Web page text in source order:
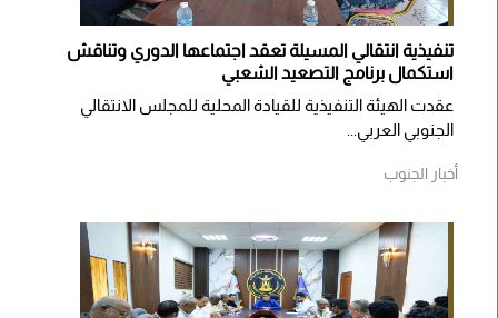
تنفيذية انتقالي المسيلة تعقد اجتماعها الدوري وتناقش
استكمال برنامج التصعيد الشعبي
عقدت الهيئة التنفيذية للقيادة المحلية للمجلس الانتقالي
الجنوبي العربي...
أخبار الجنوب